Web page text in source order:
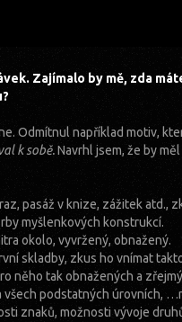
Zajímalo by mě, zda
Odmítnul například motiv,
k sobě.Navrhl jsem, že by
pasáž v knize, zážitek atd.,
myšlenkových konstrukcí.
okolo, vyvržený, obnažený.
skladby, zkus ho vnímat
něho tak obnažených a
všech podstatných úrovních,
znaků, možnosti vývoje